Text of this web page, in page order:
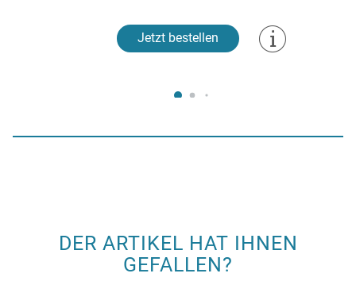
Jetzt bestellen
DER ARTIKEL HAT IHNEN
GEFALLEN?